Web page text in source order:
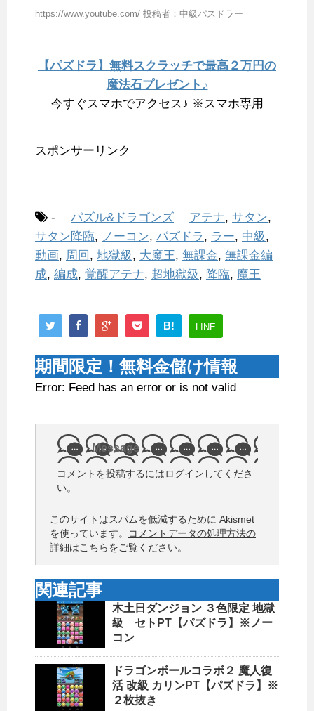
https://www.youtube.com/ 投稿者：中級パスドラー
【パズドラ】無料スクラッチで最高２万円の
魔法石プレゼント♪
今すぐスマホでアクセス♪ ※スマホ専用
スポンサーリンク
- パズル&ドラゴンズ アテナ, サタン,
サタン降臨, ノーコン, パズドラ , ラー, 中級,
動画, 周回 , 地獄級, 大魔王, 無課金, 無課金編
成, 編成, 覚醒アテナ, 超地獄級, 降臨, 魔王
B! LINE
期間限定！無料金儲け情報
Error: Feed has an error or is not valid
Message
コメントを投稿するにはログイン してくださ
い。
このサイトはスパムを低減するために Akismet
を使っています。
コメントデータの処理方法の
詳細はこちらをご覧ください。
関連記事
木土日ダンジョン ３色限定 地獄
級 セトPT【パズドラ】※ノー
コン
ドラゴンボールコラボ２ 魔人復
活 改級 カリンPT【パズドラ】※
２枚抜き